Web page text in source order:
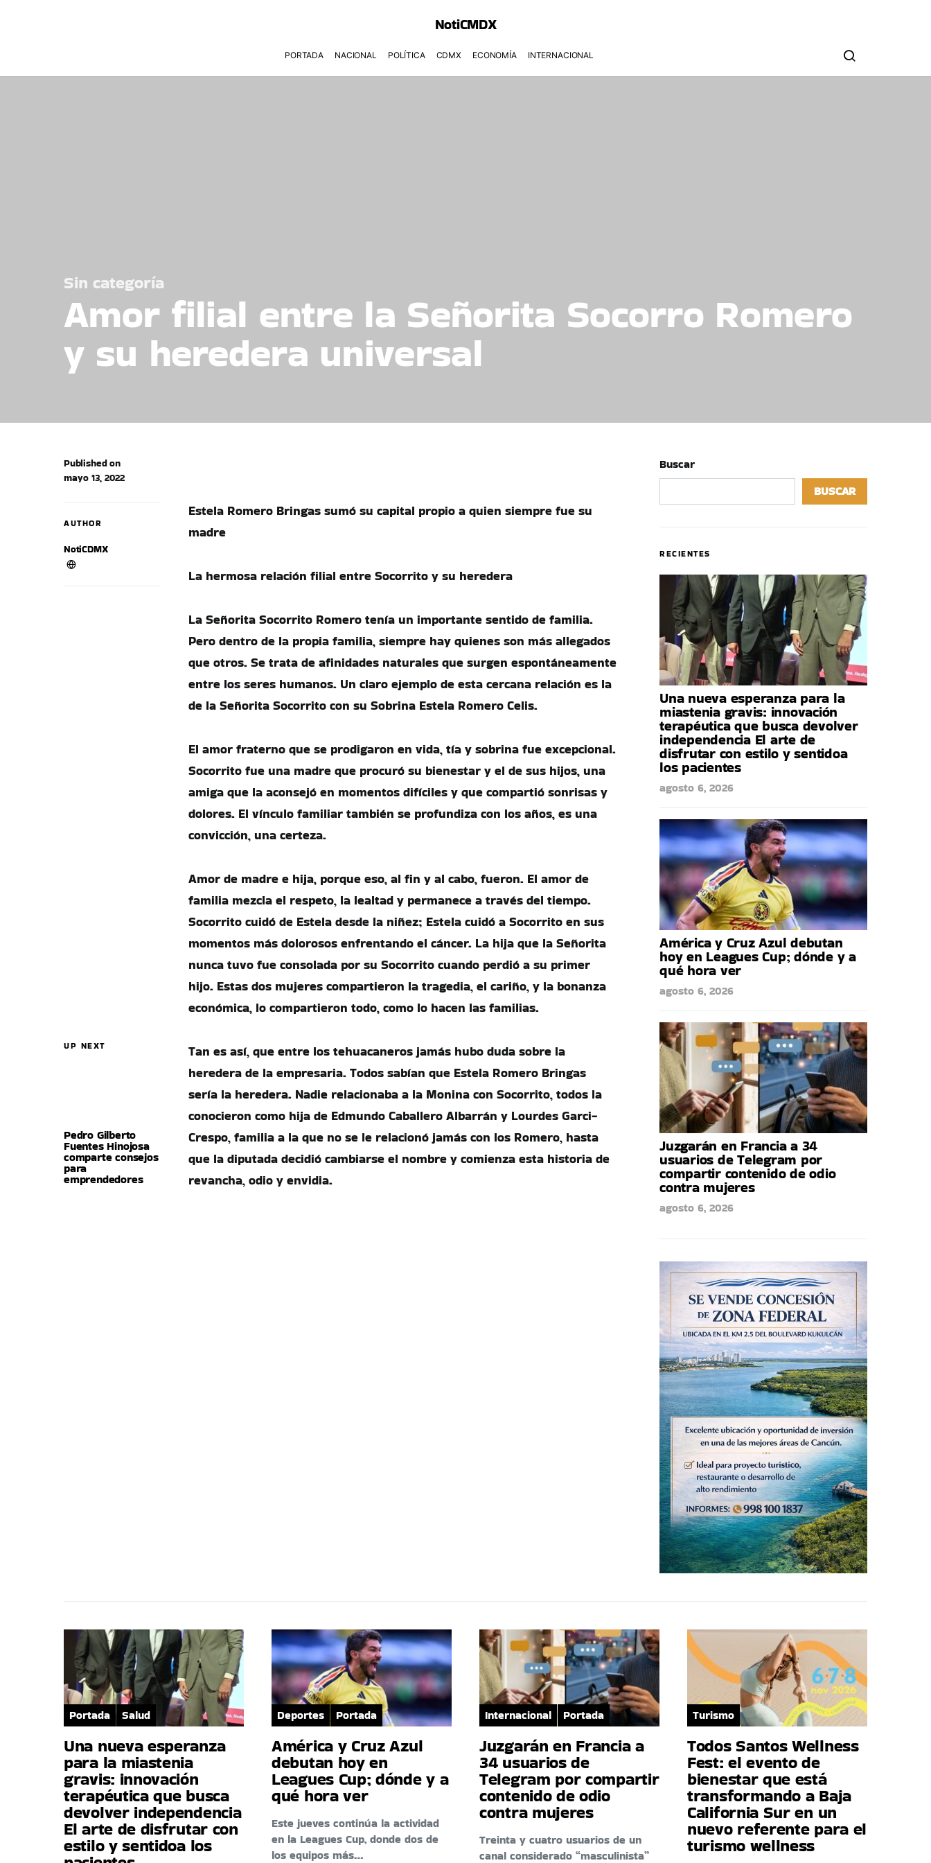
NotiCMDX
PORTADA NACIONAL POLÍTICA CDMX ECONOMÍA INTERNACIONAL
Sin categoría
Amor filial entre la Señorita Socorro Romero
y su heredera universal
UP NEXT
Pedro Gilberto
Fuentes Hinojosa
comparte consejos
para
emprendedores
Published on
mayo 13, 2022
AUTHOR
NotiCDMX
Estela Romero Bringas sumó su capital propio a quien siempre fue su
madre
La hermosa relación filial entre Socorrito y su heredera
La Señorita Socorrito Romero tenía un importante sentido de familia.
Pero dentro de la propia familia, siempre hay quienes son más allegados
que otros. Se trata de afinidades naturales que surgen espontáneamente
entre los seres humanos. Un claro ejemplo de esta cercana relación es la
de la Señorita Socorrito con su Sobrina Estela Romero Celis.
El amor fraterno que se prodigaron en vida, tía y sobrina fue excepcional.
Socorrito fue una madre que procuró su bienestar y el de sus hijos, una
amiga que la aconsejó en momentos difíciles y que compartió sonrisas y
dolores. El vínculo familiar también se profundiza con los años, es una
convicción, una certeza.
Amor de madre e hija, porque eso, al fin y al cabo, fueron. El amor de
familia mezcla el respeto, la lealtad y permanece a través del tiempo.
Socorrito cuidó de Estela desde la niñez; Estela cuidó a Socorrito en sus
momentos más dolorosos enfrentando el cáncer. La hija que la Señorita
nunca tuvo fue consolada por su Socorrito cuando perdió a su primer
hijo. Estas dos mujeres compartieron la tragedia, el cariño, y la bonanza
económica, lo compartieron todo, como lo hacen las familias.
Tan es así, que entre los tehuacaneros jamás hubo duda sobre la
heredera de la empresaria. Todos sabían que Estela Romero Bringas
sería la heredera. Nadie relacionaba a la Monina con Socorrito, todos la
conocieron como hija de Edmundo Caballero Albarrán y Lourdes Garci-
Crespo, familia a la que no se le relacionó jamás con los Romero, hasta
que la diputada decidió cambiarse el nombre y comienza esta historia de
revancha, odio y envidia.
Buscar
BUSCAR
RECIENTES
Una nueva esperanza para la
miastenia gravis: innovación
terapéutica que busca devolver
independencia El arte de
disfrutar con estilo y sentidoa
los pacientes
agosto 6, 2026
América y Cruz Azul debutan
hoy en Leagues Cup; dónde y a
qué hora ver
agosto 6, 2026
Juzgarán en Francia a 34
usuarios de Telegram por
compartir contenido de odio
contra mujeres
agosto 6, 2026
Portada Salud
Una nueva esperanza
para la miastenia
gravis: innovación
terapéutica que busca
devolver independencia
El arte de disfrutar con
estilo y sentidoa los
Deportes Portada
América y Cruz Azul
debutan hoy en
Leagues Cup; dónde y a
qué hora ver
Este jueves continúa la actividad
en la Leagues Cup, donde dos de
los equipos más…
Internacional Portada
Juzgarán en Francia a
34 usuarios de
Telegram por compartir
contenido de odio
contra mujeres
Treinta y cuatro usuarios de un
canal considerado “masculinista”
Turismo
Todos Santos Wellness
Fest: el evento de
bienestar que está
transformando a Baja
California Sur en un
nuevo referente para el
turismo wellness